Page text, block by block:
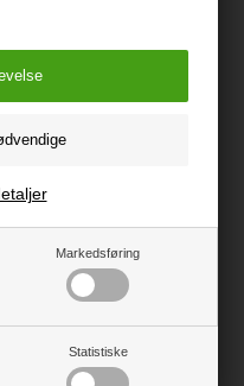
Markedsføring
Statistiske